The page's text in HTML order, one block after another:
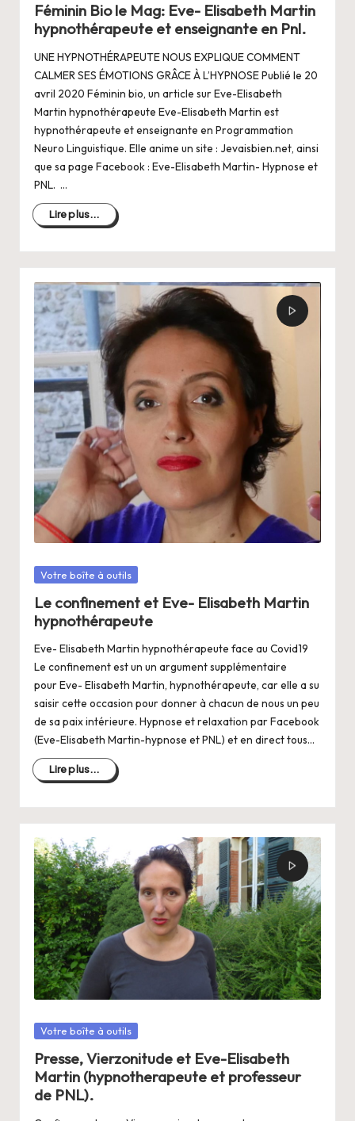
Féminin Bio le Mag: Eve- Elisabeth Martin
hypnothérapeute et enseignante en Pnl.
UNE HYPNOTHÉRAPEUTE NOUS EXPLIQUE COMMENT
CALMER SES ÉMOTIONS GRÂCE À L’HYPNOSE Publié le 20
avril 2020 Féminin bio, un article sur Eve-Elisabeth
Martin hypnothérapeute Eve-Elisabeth Martin est
hypnothérapeute et enseignante en Programmation
Neuro Linguistique. Elle anime un site : Jevaisbien.net, ainsi
que sa page Facebook : Eve-Elisabeth Martin- Hypnose et
PNL. …
Lire plus...
Posté
Votre boîte à outils
Le confinement et Eve- Elisabeth Martin
hypnothérapeute
Eve- Elisabeth Martin hypnothérapeute face au Covid19
Le confinement est un un argument supplémentaire
pour Eve- Elisabeth Martin, hypnothérapeute, car elle a su
saisir cette occasion pour donner à chacun de nous un peu
de sa paix intérieure. Hypnose et relaxation par Facebook
(Eve-Elisabeth Martin-hypnose et PNL) et en direct tous…
Lire plus...
Posté
Votre boîte à outils
Presse, Vierzonitude et Eve-Elisabeth
Martin (hypnotherapeute et professeur
de PNL).